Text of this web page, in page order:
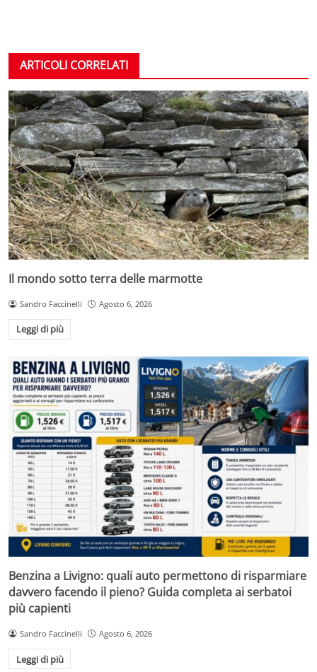
ARTICOLI CORRELATI
Il mondo sotto terra delle marmotte
Sandro Faccinelli Agosto 6, 2026
Leggi di più
Benzina a Livigno: quali auto permettono di risparmiare
davvero facendo il pieno? Guida completa ai serbatoi
più capienti
Sandro Faccinelli Agosto 6, 2026
Leggi di più